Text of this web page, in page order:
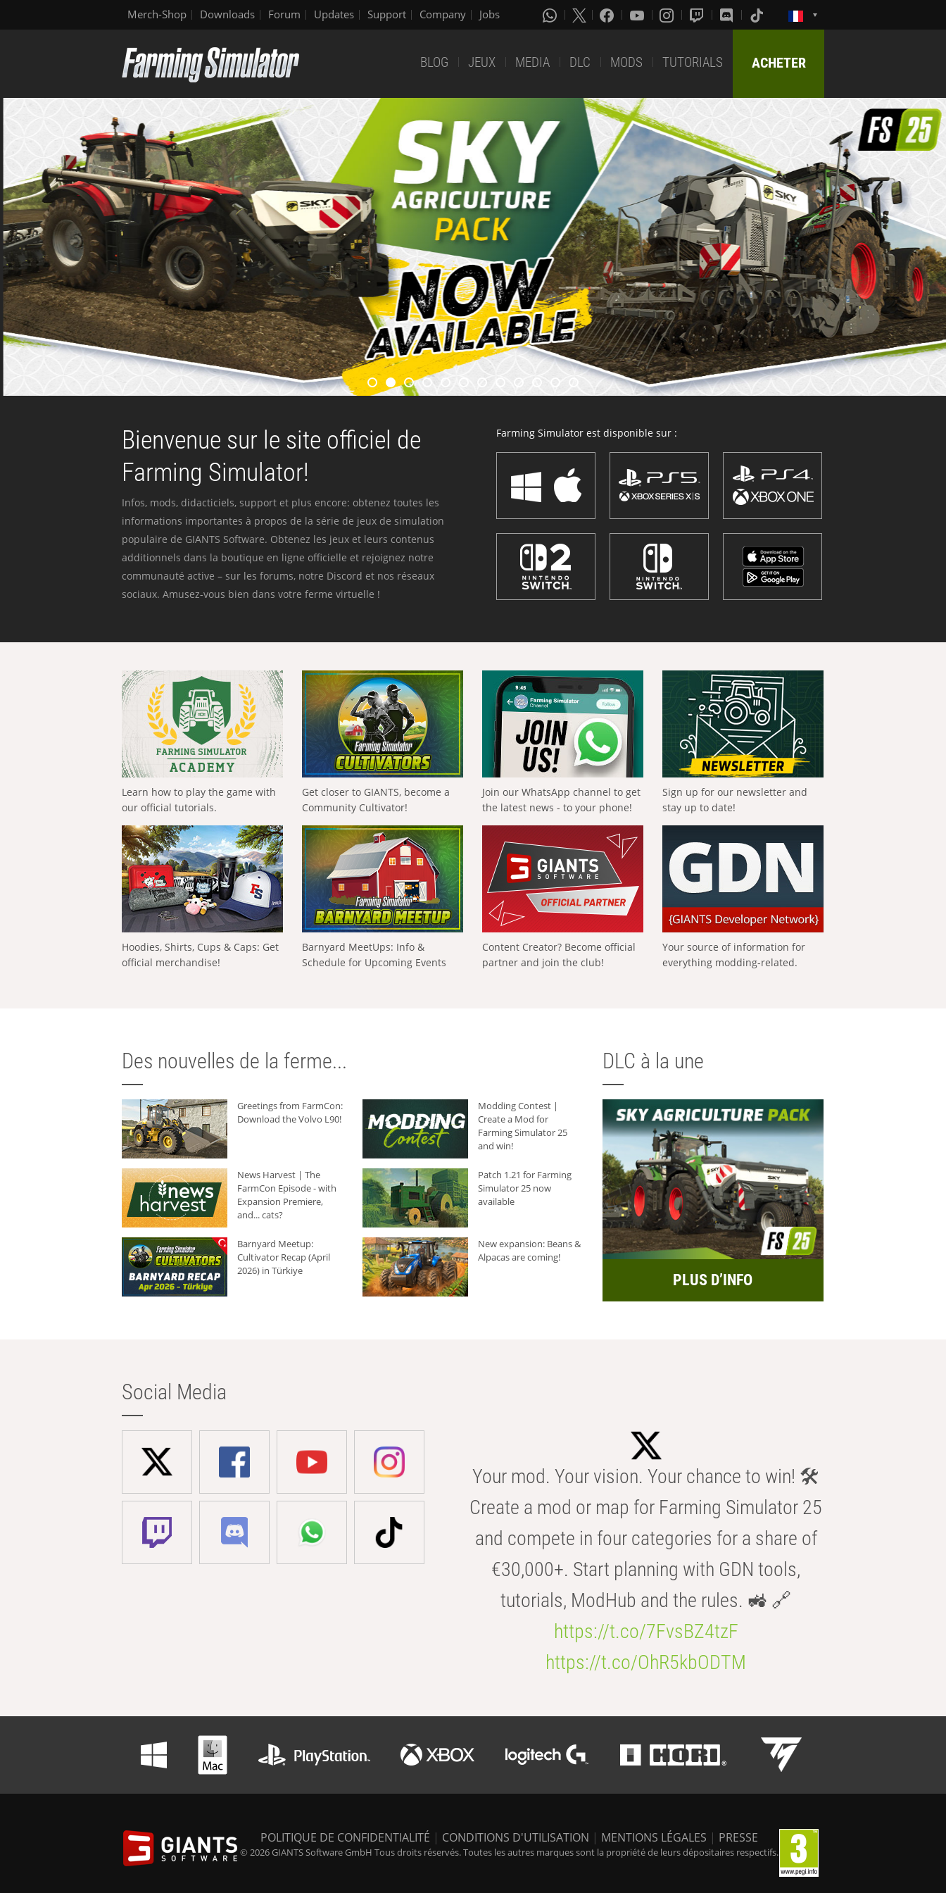
Merch-Shop Downloads Forum Updates Support Company Jobs
BLOG JEUX MEDIA DLC MODS TUTORIALS ACHETER
Bienvenue sur le site officiel de
Farming Simulator!
Infos, mods, didacticiels, support et plus encore: obtenez toutes les
informations importantes à propos de la série de jeux de simulation
populaire de GIANTS Software. Obtenez les jeux et leurs contenus
additionnels dans la boutique en ligne officielle et rejoignez notre
communauté active – sur les forums, notre Discord et nos réseaux
sociaux. Amusez-vous bien dans votre ferme virtuelle !
Farming Simulator est disponible sur :
Learn how to play the game with
our official tutorials.
Get closer to GIANTS, become a
Community Cultivator!
Join our WhatsApp channel to get
the latest news - to your phone!
Sign up for our newsletter and
stay up to date!
Hoodies, Shirts, Cups & Caps: Get
official merchandise!
Barnyard MeetUps: Info &
Schedule for Upcoming Events
Content Creator? Become official
partner and join the club!
Your source of information for
everything modding-related.
Des nouvelles de la ferme...
Greetings from FarmCon:
Download the Volvo L90!
Modding Contest |
Create a Mod for
Farming Simulator 25
and win!
News Harvest | The
FarmCon Episode - with
Expansion Premiere,
and... cats?
Patch 1.21 for Farming
Simulator 25 now
available
Barnyard Meetup:
Cultivator Recap (April
2026) in Türkiye
New expansion: Beans &
Alpacas are coming!
DLC à la une
PLUS D’INFO
Social Media
Your mod. Your vision. Your chance to win! 🛠️
Create a mod or map for Farming Simulator 25
and compete in four categories for a share of
€30,000+. Start planning with GDN tools,
tutorials, ModHub and the rules. 🚜 🔗
https://t.co/7FvsBZ4tzF
https://t.co/OhR5kbODTM
POLITIQUE DE CONFIDENTIALITÉ | CONDITIONS D'UTILISATION | MENTIONS LÉGALES | PRESSE
© 2026 GIANTS Software GmbH Tous droits réservés. Toutes les autres marques sont la propriété de leurs dépositaires respectifs.